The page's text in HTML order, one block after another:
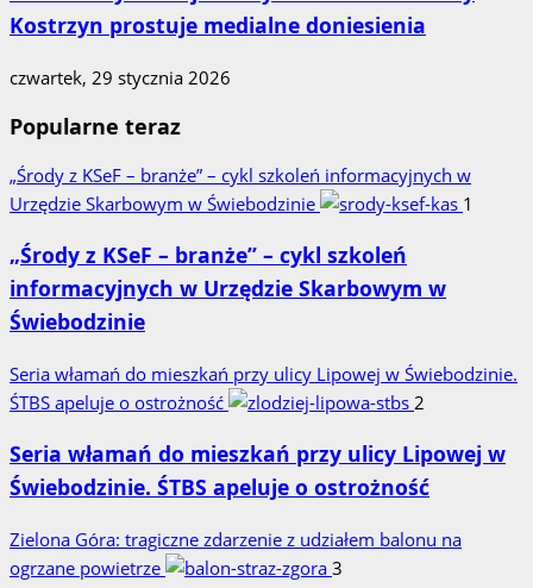
Kostrzyn prostuje medialne doniesienia
czwartek, 29 stycznia 2026
Popularne teraz
„Środy z KSeF – branże” – cykl szkoleń informacyjnych w
Urzędzie Skarbowym w Świebodzinie
1
„Środy z KSeF – branże” – cykl szkoleń
informacyjnych w Urzędzie Skarbowym w
Świebodzinie
Seria włamań do mieszkań przy ulicy Lipowej w Świebodzinie.
ŚTBS apeluje o ostrożność
2
Seria włamań do mieszkań przy ulicy Lipowej w
Świebodzinie. ŚTBS apeluje o ostrożność
Zielona Góra: tragiczne zdarzenie z udziałem balonu na
ogrzane powietrze
3